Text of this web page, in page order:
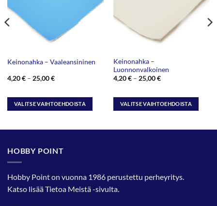
Keinonahka – Vaaleansininen
4,20€ – 25,00€Hintaluokka:
25,00 €
VALITSE VAIHTOEHDOISTA
muunnelma.
tehdä
valinnat
Keinonahka –
Luonnonvalkoinen
4,20€ – 25,00€Hintaluokka:
25,00 €
VALITSE VAIHTOEHDOISTA
tehdä
HOBBY POINT
Hobby Point on vuonna 1986 perustettu perheyritys.
Katso lisääTietoa Meistä-sivulta.